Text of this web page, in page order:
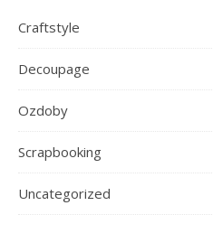
Craftstyle
Decoupage
Ozdoby
Scrapbooking
Uncategorized